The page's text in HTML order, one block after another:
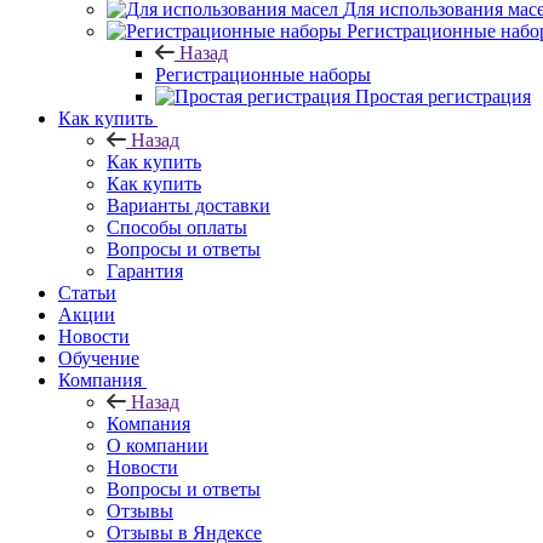
Для использования
Регистрационные
Назад
Регистрационные наборы
Простая регистрация
Как купить
Назад
Как купить
Как купить
Варианты доставки
Способы оплаты
Вопросы и ответы
Гарантия
Статьи
Акции
Новости
Обучение
Компания
Назад
Компания
О компании
Новости
Вопросы и ответы
Отзывы
Отзывы в Яндексе